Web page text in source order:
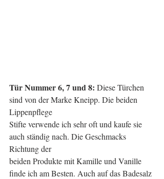
Tür Nummer 6, 7 und 8: Diese Türchen
sind von der Marke Kneipp. Die beiden
Lippenpflege
Stifte verwende ich sehr oft und kaufe sie
auch ständig nach. Die Geschmacks
Richtung der
beiden Produkte mit Kamille und Vanille
finde ich am Besten. Auch auf das Badesalz